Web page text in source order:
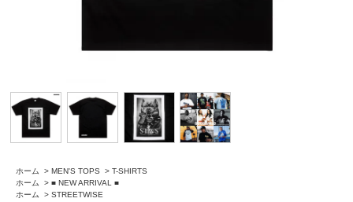
ホーム > MEN'S TOPS > T-SHIRTS
ホーム
> ■ NEW ARRIVAL ■
ホーム
> STREETWISE